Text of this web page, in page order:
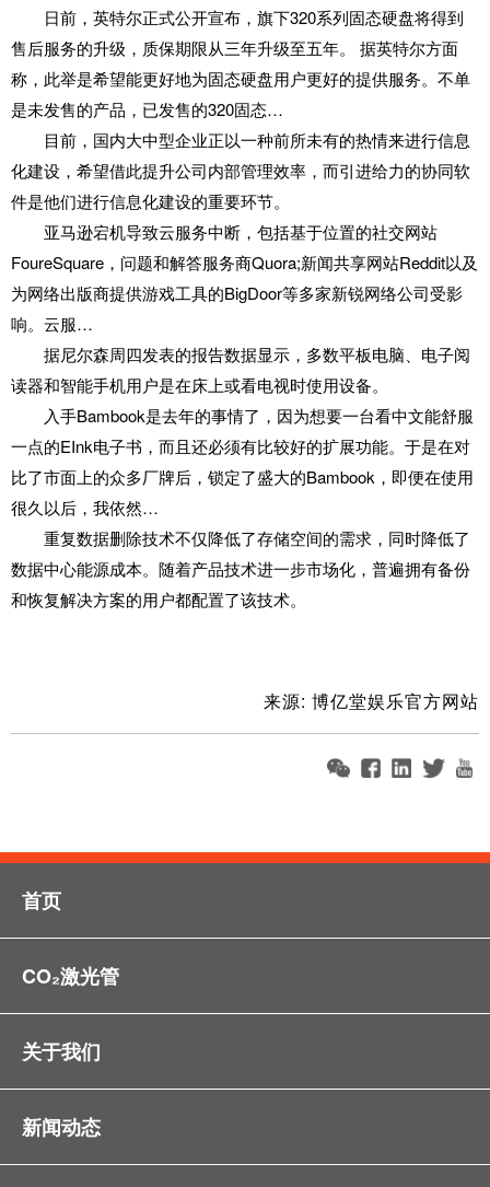
日前，英特尔正式公开宣布，旗下320系列固态硬盘将得到
售后服务的升级，质保期限从三年升级至五年。 据英特尔方面
称，此举是希望能更好地为固态硬盘用户更好的提供服务。不单
是未发售的产品，已发售的320固态…
目前，国内大中型企业正以一种前所未有的热情来进行信息
化建设，希望借此提升公司内部管理效率，而引进给力的协同软
件是他们进行信息化建设的重要环节。
亚马逊宕机导致云服务中断，包括基于位置的社交网站
FoureSquare，问题和解答服务商Quora;新闻共享网站Reddit以及
为网络出版商提供游戏工具的BigDoor等多家新锐网络公司受影
响。云服…
据尼尔森周四发表的报告数据显示，多数平板电脑、电子阅
读器和智能手机用户是在床上或看电视时使用设备。
入手Bambook是去年的事情了，因为想要一台看中文能舒服
一点的EInk电子书，而且还必须有比较好的扩展功能。于是在对
比了市面上的众多厂牌后，锁定了盛大的Bambook，即便在使用
很久以后，我依然…
重复数据删除技术不仅降低了存储空间的需求，同时降低了
数据中心能源成本。随着产品技术进一步市场化，普遍拥有备份
和恢复解决方案的用户都配置了该技术。
来源: 博亿堂娱乐官方网站
首页
CO₂激光管
关于我们
新闻动态